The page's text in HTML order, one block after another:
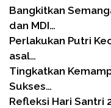
Bangkitkan
dan MDI…
Perlakukan Putri
asal…
Tingkatkan
Sukses…
Refleksi Hari Santri